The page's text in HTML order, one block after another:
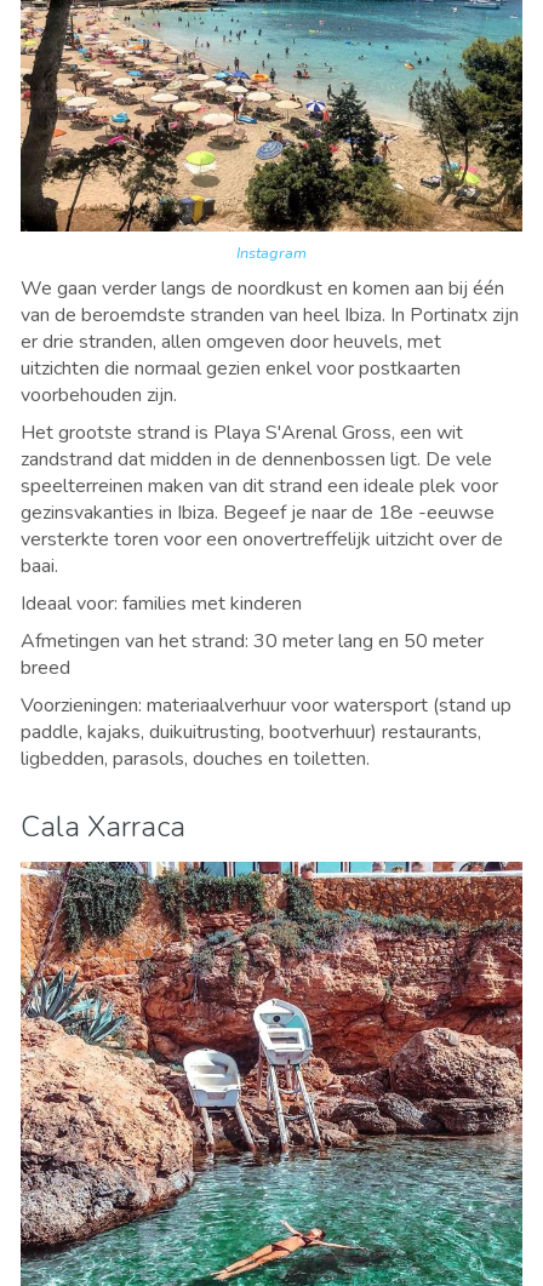
Instagram
We gaan verder langs de noordkust en komen aan bij één
van de beroemdste stranden van heel Ibiza. In Portinatx zijn
er drie stranden, allen omgeven door heuvels, met
uitzichten die normaal gezien enkel voor postkaarten
voorbehouden zijn.
Het grootste strand is Playa S'Arenal Gross, een wit
zandstrand dat midden in de dennenbossen ligt. De vele
speelterreinen maken van dit strand een ideale plek voor
gezinsvakanties in Ibiza. Begeef je naar de 18e -eeuwse
versterkte toren voor een onovertreffelijk uitzicht over de
baai.
Ideaal voor: families met kinderen
Afmetingen van het strand: 30 meter lang en 50 meter
breed
Voorzieningen: materiaalverhuur voor watersport (stand up
paddle, kajaks, duikuitrusting, bootverhuur) restaurants,
ligbedden, parasols, douches en toiletten.
Cala Xarraca